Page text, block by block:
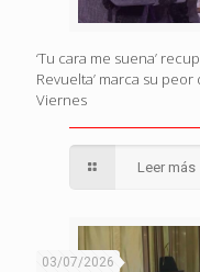
‘Tu cara me suena’
Revuelta’ marca su
Viernes
Leer más
03/07/2026